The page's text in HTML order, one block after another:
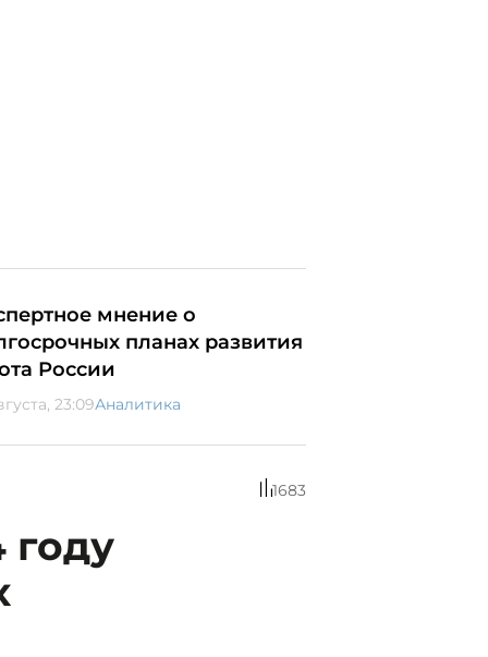
мнение о
планах развития
России
23:09Аналитика
1683
году